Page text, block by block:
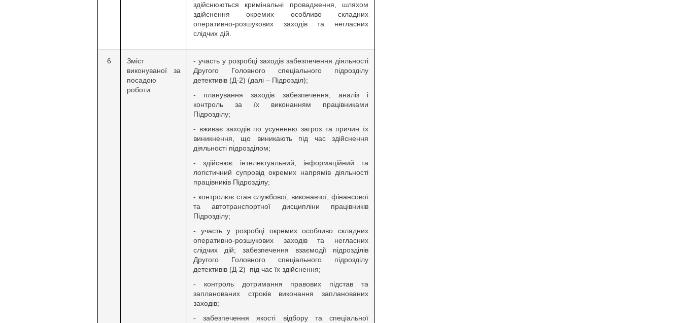
здійснюються кримінальні провадження, шляхом
здійснення окремих особливо складних
оперативно-розшукових заходів та негласних
слідчих дій.
6
Зміст
виконуваної за
посадою
роботи
- участь у розробці заходів забезпечення діяльності
Другого Головного спеціального підрозділу
детективів (Д-2) (далі – Підрозділ);
- планування заходів забезпечення, аналіз і
контроль за їх виконанням працівниками
Підрозділу;
- вживає заходів по усуненню загроз та причин їх
виникнення, що виникають під час здійснення
діяльності підрозділом;
- здійснює інтелектуальний, інформаційний та
логістичний супровід окремих напрямів діяльності
працівників Підрозділу;
- контролює стан службової, виконавчої, фінансової
та автотранспортної дисципліни працівників
Підрозділу;
- участь у розробці окремих особливо складних
оперативно-розшукових заходів та негласних
слідчих дій; забезпечення взаємодії підрозділів
Другого Головного спеціального підрозділу
детективів (Д-2) під час їх здійснення;
- контроль дотримання правових підстав та
запланованих строків виконання запланованих
заходів;
- забезпечення якості відбору та спеціальної